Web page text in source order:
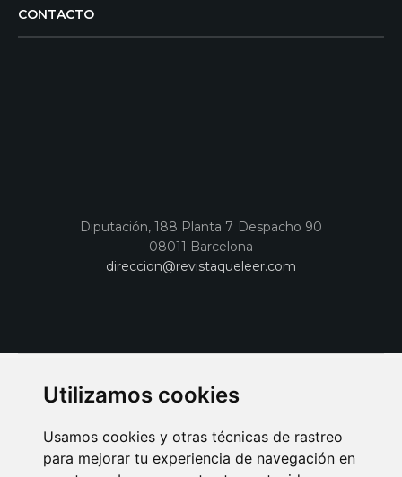
Utilizamos cookies
Usamos cookies y otras técnicas de rastreo
para mejorar tu experiencia de navegación en
CONTACTO
Diputación, 188 Planta 7 Despacho 90
08011 Barcelona
direccion@revistaqueleer.com